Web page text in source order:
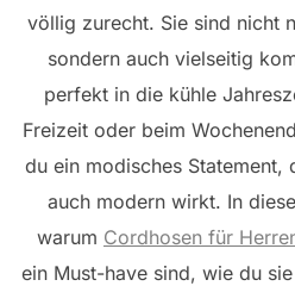
völlig zurecht. Sie sind nicht
sondern auch vielseitig
perfekt in die kühle
Freizeit oder beim
du ein modisches Statement,
auch modern wirkt. In
warum Cordhosen für
ein Must-have sind, wie du